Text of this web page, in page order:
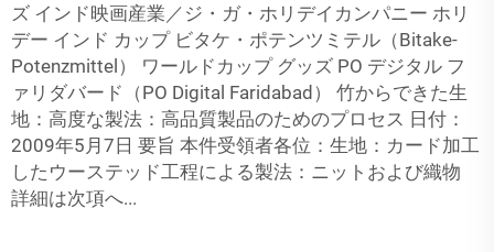
ズ インド映画産業／ジ・ガ・ホリデイカンパニー ホリ
デー インド カップ ビタケ・ポテンツミテル（Bitake-
Potenzmittel） ワールドカップ グッズ PO デジタル フ
ァリダバード（PO Digital Faridabad） 竹からできた生
地：高度な製法：高品質製品のためのプロセス 日付：
2009年5月7日 要旨 本件受領者各位：生地：カード加工
したウーステッド工程による製法：ニットおよび織物
詳細は次項へ...